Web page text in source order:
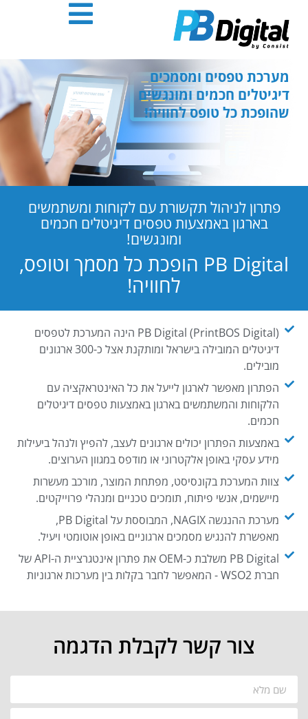
אנטר
מערכת טפסים ומסמכים
דיגיטלים חכמים ומונגשים
שהופכת כל טופס לחוויה!
פתרון לניהול תקשורת עם לקוחות ומשתמשים
בארגון באמצעות טפסים דיגיטלים חכמים
ומונגשים!
PB Digital הופכת כל מסמך וטופס,
לחוויה!
PB Digital (PrintBOS Digital) הינה המערכת לטפסים
דיגיטלים המובילה בישראל ומותקנת אצל כ-300 ארגונים
מובילים.
הפתרון מאפשר לארגון לייעל את כל האינטראקציה עם
הלקוחות והמשתמשים בארגון באמצעות טפסים דיגיטלים
חכמים.
באמצעות הפתרון יכולים ארגונים לעצב, להפיץ ולנהל ביעילות
מידע עסקי באופן אלקטרוני או מודפס במגוון הערוצים.
צוות המערכת בקונסיסט, מפתחת המוצר, מורכב מעשרות
מיישמים, אנשי פיתוח, תומכים טכניים ומנהלי פרוייקטים.
מערכת ההנגשה NAGIX, המבוססת על PB Digital,
מאפשרת להנגיש מסמכים ארגוניים באופן אוטומטי ויעיל.
PB Digital משלבת כ-OEM את פתרון אינטגרציית ה-API של
חברת WSO2 - המאפשר לחבר בקלות בין מערכות ארגוניות
צור קשר לקבלת הדגמה